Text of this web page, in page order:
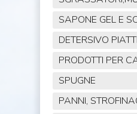
SAPONE GEL E
DETERSIVO PIATTI
PRODOTTI PER
SPUGNE
PANNI,